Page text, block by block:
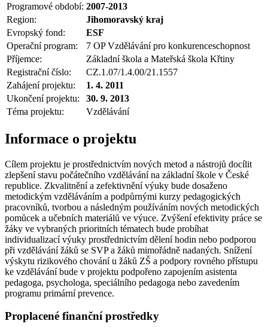
Programové období: 2007-2013
Region:
Jihomoravský kraj
Evropský fond:
ESF
Operační program:
7 OP Vzdělávání pro konkurenceschopnost
Příjemce:
Základní škola a Mateřská škola Křtiny
Registrační číslo:
CZ.1.07/1.4.00/21.1557
Zahájení projektu:
1. 4. 2011
Ukončení projektu:
30. 9. 2013
Téma projektu:
Vzdělávání
Informace o projektu
Cílem projektu je prostřednictvím nových metod a nástrojů docílit
zlepšení stavu počátečního vzdělávání na základní škole v České
republice. Zkvalitnění a zefektivnění výuky bude dosaženo
metodickým vzděláváním a podpůrnými kurzy pedagogických
pracovníků, tvorbou a následným používáním nových metodických
pomůcek a učebních materiálů ve výuce. Zvýšení efektivity práce se
žáky ve vybraných prioritních tématech bude probíhat
individualizací výuky prostřednictvím dělení hodin nebo podporou
při vzdělávání žáků se SVP a žáků mimořádně nadaných. Snížení
výskytu rizikového chování u žáků ZŠ a podpory rovného přístupu
ke vzdělávání bude v projektu podpořeno zapojením asistenta
pedagoga, psychologa, speciálního pedagoga nebo zavedením
programu primární prevence.
Proplacené finanční prostředky